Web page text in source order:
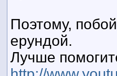
Поэтому,
ерундой.
Лучше